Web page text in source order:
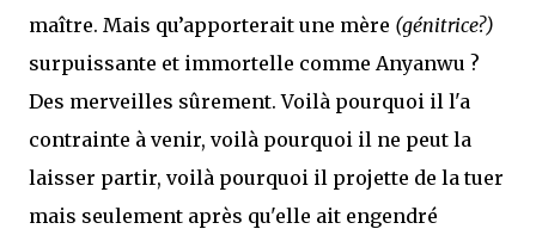
maître. Mais qu’apporterait une mère (génitrice?)
surpuissante et immortelle comme Anyanwu ?
Des merveilles sûrement. Voilà pourquoi il l'a
contrainte à venir, voilà pourquoi il ne peut la
laisser partir, voilà pourquoi il projette de la tuer
mais seulement après qu'elle ait engendré